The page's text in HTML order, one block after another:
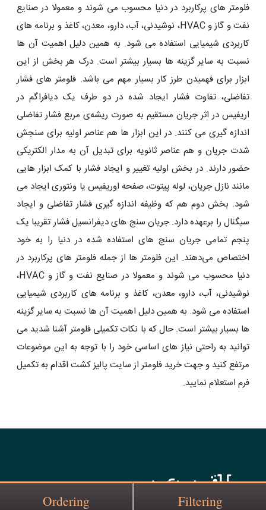
Filtering
Ordering
فلومتر های پرکاربرد در دنیا محسوب می شوند و معمولا در صنایع
نفت و گاز و HVAC، نوشیدنی، آب، دارو، معدن، کاغذ و برنامه های
کاربردی شیمیایی استفاده می شود. به همین دلیل اهمیت آن ها
نسبت به سایر گزینه ها بسیار بیشتر است. درک هر بخش از این
ابزار برای فهمیدن طرز کار بسیار مهم می باشد. فلومتر های فشار
تفاضلی، تفاوت فشار ایجاد شده در دو طرف یک دیافراگم در
اریفیس در اثر جریان مستقیم به صورت ریشه‌ی مربع فشار تفاضلی
اندازه گیری می کنند. در این ابزار ها هم عناصر اولیه برای سنجش
شدت جریان و هم عناصر ثانویه برای تبدیل آن به مدار الکتریکی
حضور دارند. در بخش اولیه تغییر و ایجاد فشار با کمک ابزار هایی
مانند نازل جریان، لوله پیتوت، صفحه اوریفیس یا ونتوری ایجاد می
شود. بخش دوم هم که وظیفه اندازه گیری فشار تفاضلی و ایجاد
سیگنال را برعهده دارد. جریان سنج های دیفرانسیل فشار تقریبا یک
پنجم تمامی جریان سنج های استفاده شده در دنیا را به خود
اختصاص می‌دهند. این فلومتر ها از جمله فلومتر های پرکاربرد در
دنیا محسوب می شوند و معمولا در صنایع نفت و گاز و HVAC،
نوشیدنی، آب، دارو، معدن، کاغذ و برنامه های کاربردی شیمیایی
استفاده می شود. به همین دلیل اهمیت آن ها نسبت به سایر گزینه
ها بسیار بیشتر است. حال که با نکات تکمیلی فلومتر آشنا شدید می
توانید به راحتی نیاز های اساسی خود را با توجه به این موضوعات
مرتفع کنید و جهت خرید فلومتر از سایت پالیز کشت اقدام به تکمیل
فرم استعلام نمایید.